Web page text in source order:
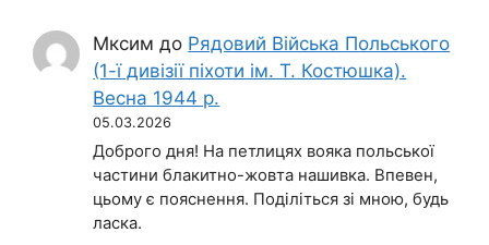
Мксим до Рядовий Війська Польського
(1-ї дивізії піхоти ім. Т. Костюшка).
Весна 1944 р.
05.03.2026
Доброго дня! На петлицях вояка польської
частини блакитно-жовта нашивка. Впевен,
цьому є пояснення. Поділіться зі мною, будь
ласка.